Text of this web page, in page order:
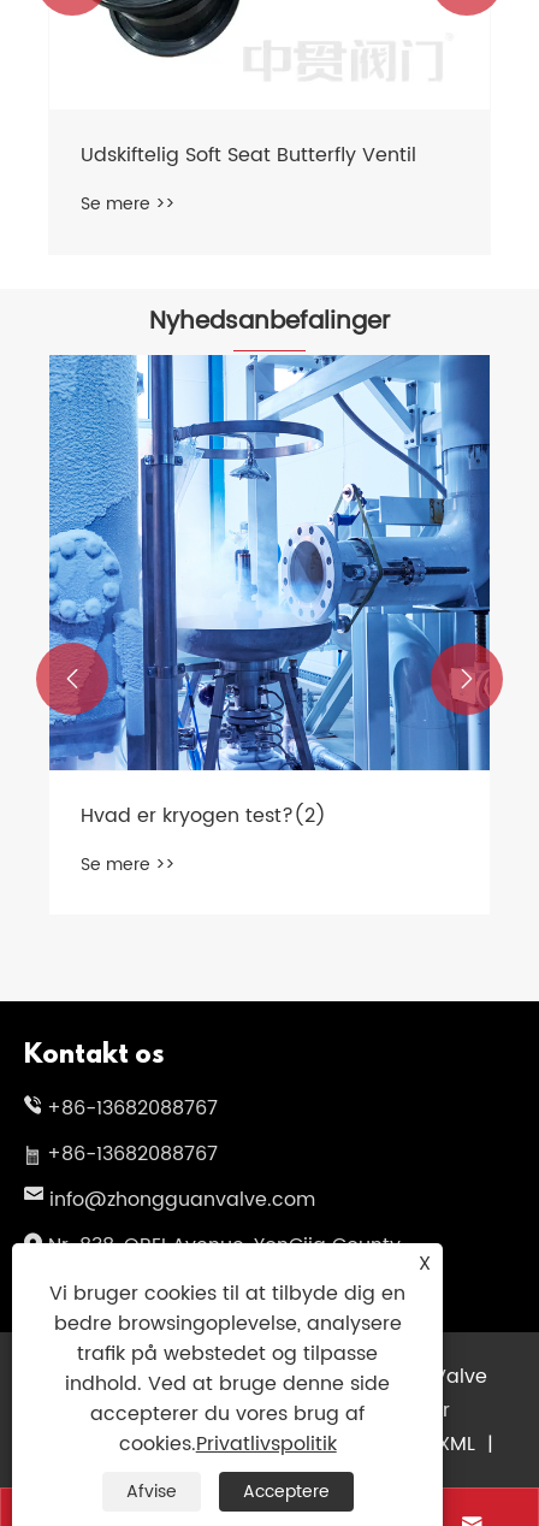
Udskiftelig Soft Seat Butterfly Ventil
Se mere >>
Nyhedsanbefalinger
Hvad er kryogen test?(2)
Se mere >>
 
Kontakt os
+86-13682088767
+86-13682088767
info@zhongguanvalve.com
Nr. 838, OBEI Avenue, YonGjia County,
Wenzhou City, Zhejiang -provinsen, Kina
Copyright © 2025 Zhejiang Zhongguan Valve
Manufacture Co., Ltd. Alle rettigheder
forbeholdes.Links|Sitemap| XML |
Privatlivspolitik|
X
Vi bruger cookies til at tilbyde dig en
bedre browsingoplevelse, analysere
trafik på webstedet og tilpasse
indhold. Ved at bruge denne side
accepterer du vores brug af
cookies.Privatlivspolitik
Afvise Acceptere